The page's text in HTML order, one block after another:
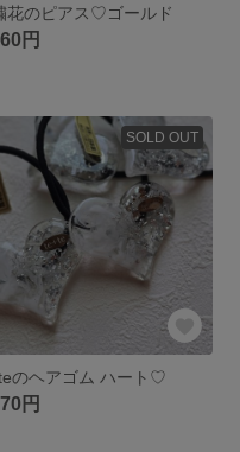
花のピアス♡ゴールド
円
SOLD OUT
のヘアゴム ハート♡
円